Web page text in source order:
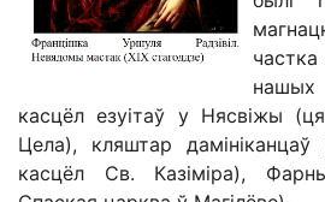
частка
касцёл езуітаў у Нясвіжы
Цела), кляштар
касцёл Св. Казіміра),